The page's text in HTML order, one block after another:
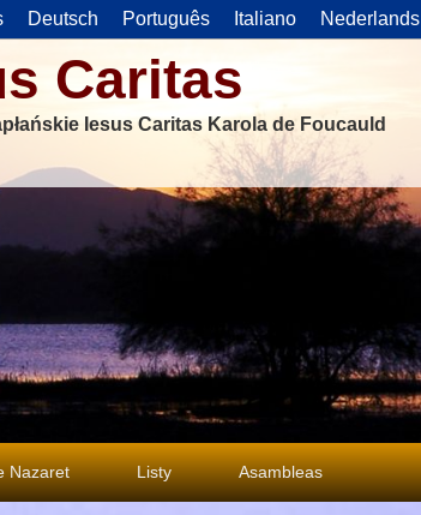
Deutsch Português Italiano Nederlands
Caritas
Iesus Caritas Karola de Foucauld
Nazaret Listy Asambleas